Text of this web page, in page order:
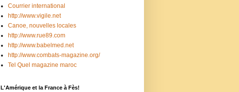
Courrier international
http://www.vigile.net
Canoe, nouvelles locales
http://www.rue89.com
http://www.babelmed.net
http://www.combats-magazine.org/
Tel Quel magazine maroc
L'Amérique et la France à Fès!